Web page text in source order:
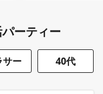
ーティー
サー 40代